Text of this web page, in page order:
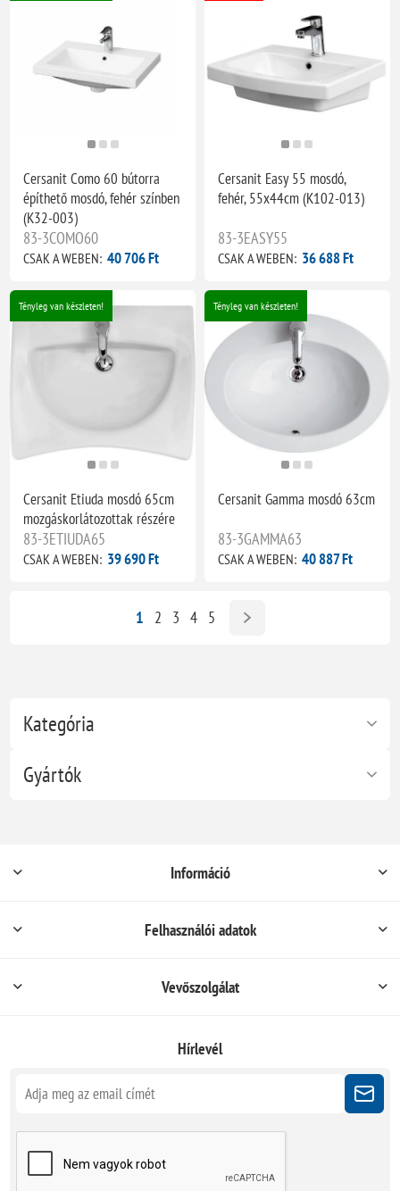
Kategória
Gyártók
Cersanit Como 60 bútorra
építhető mosdó, fehér színben
(K32-003)
83-3COMO60
CSAK A WEBEN: 40 706 Ft
Cersanit Easy 55 mosdó,
fehér, 55x44cm (K102-013)
83-3EASY55
CSAK A WEBEN: 36 688 Ft
Tényleg van készleten!
Cersanit Etiuda mosdó 65cm
mozgáskorlátozottak részére
83-3ETIUDA65
CSAK A WEBEN: 39 690 Ft
Tényleg van készleten!
Cersanit Gamma mosdó 63cm
83-3GAMMA63
CSAK A WEBEN: 40 887 Ft
1 2 3 4 5
Információ
Felhasználói adatok
Vevőszolgálat
Hírlevél